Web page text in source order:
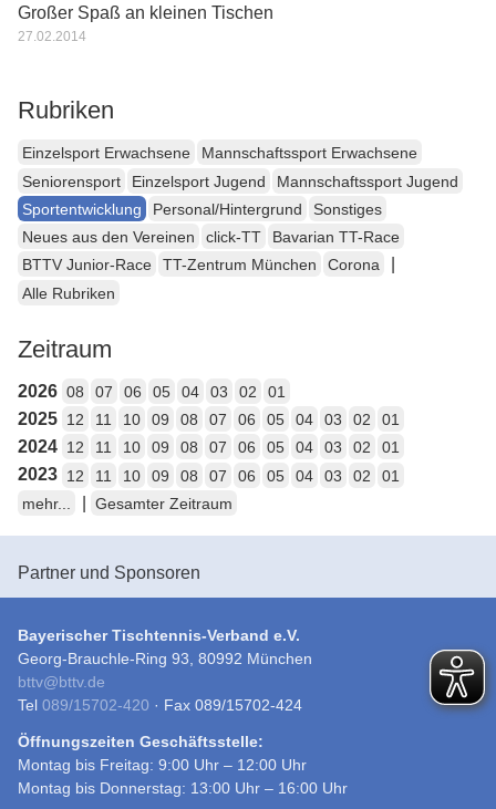
Großer Spaß an kleinen Tischen
27.02.2014
Rubriken
Einzelsport Erwachsene
Mannschaftssport Erwachsene
Seniorensport
Einzelsport Jugend
Mannschaftssport Jugend
Sportentwicklung
Personal/Hintergrund
Sonstiges
Neues aus den Vereinen
click-TT
Bavarian TT-Race
BTTV Junior-Race
TT-Zentrum München Corona
Alle Rubriken
Zeitraum
2026 08 07 06 05 04 03 02 01
2025 12 11 10 09 08 07 06 05 04 03 02 01
2024 12 11 10 09 08 07 06 05 04 03 02 01
2023 12 11 10 09 08 07 06 05 04 03 02
01
mehr...
Gesamter Zeitraum
Partner und Sponsoren
Bayerischer Tischtennis-Verband e.V.
Georg-Brauchle-Ring 93, 80992 München
bttv@bttv.de
Tel 089/15702-420 · Fax 089/15702-424
Öffnungszeiten Geschäftsstelle:
Montag bis Freitag: 9:00 Uhr – 12:00 Uhr
Montag bis Donnerstag: 13:00 Uhr – 16:00 Uhr